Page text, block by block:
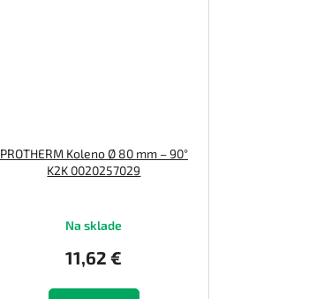
PROTHERM Koleno Ø 80 mm – 90°
K2K 0020257029
Na sklade
11,62 €